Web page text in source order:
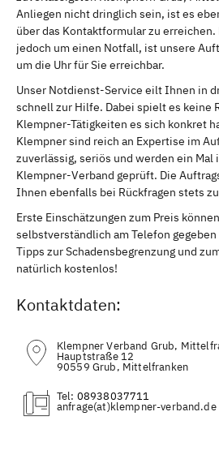
Anliegen nicht dringlich sein, ist es
über das Kontaktformular zu erreichen.
jedoch um einen Notfall, ist unsere
um die Uhr für Sie erreichbar.
Unser Notdienst-Service eilt Ihnen in
schnell zur Hilfe. Dabei spielt es keine
Klempner-Tätigkeiten es sich konkret
Klempner sind reich an Expertise im
zuverlässig, seriös und werden ein Mal
Klempner-Verband geprüft. Die
Ihnen ebenfalls bei Rückfragen stets
Erste Einschätzungen zum Preis
selbstverständlich am Telefon
Tipps zur Schadensbegrenzung und
natürlich kostenlos!
Kontaktdaten:
Klempner Verband Grub,
Hauptstraße 12
90559 Grub, Mittelfranken
Tel: 08938037711
(at)